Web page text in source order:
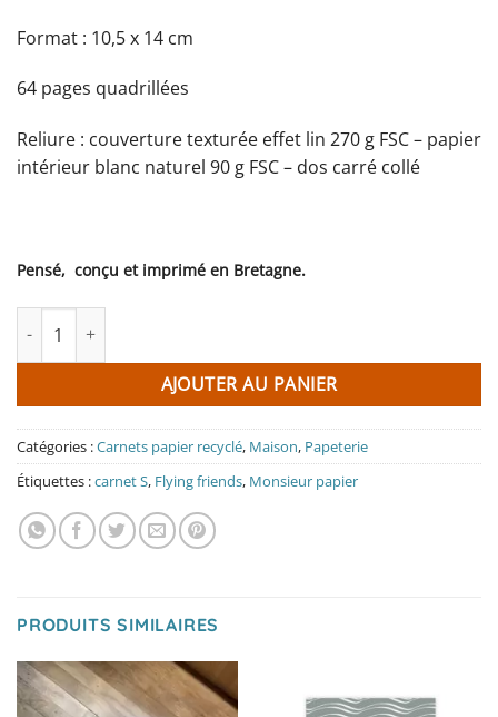
Format : 10,5 x 14 cm
64 pages quadrillées
Reliure : couverture texturée effet lin 270 g FSC – papier
intérieur blanc naturel 90 g FSC – dos carré collé
Pensé, conçu et imprimé en Bretagne.
AJOUTER AU PANIER
Catégories :Carnets papier recyclé, Maison, Papeterie
Étiquettes :carnet S, Flying friends, Monsieur papier
PRODUITS SIMILAIRES